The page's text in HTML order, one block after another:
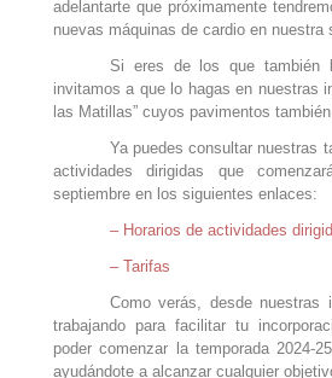
adelantarte que próximamente
nuevas máquinas de cardio en nuestra
Si eres de los que también
invitamos a que lo hagas en nuestras
las Matillas” cuyos pavimentos
Ya puedes consultar nuestras
actividades dirigidas que
septiembre en los siguientes enlaces:
– Horarios de actividades
– Tarifas
Como verás, desde nuestras
trabajando para facilitar tu
poder comenzar la temporada 2024-
ayudándote a alcanzar cualquier